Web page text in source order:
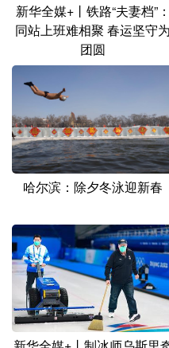
新华全媒+丨铁路“夫妻档”：
同站上班难相聚 春运坚守为
团圆
哈尔滨：除夕冬泳迎新春